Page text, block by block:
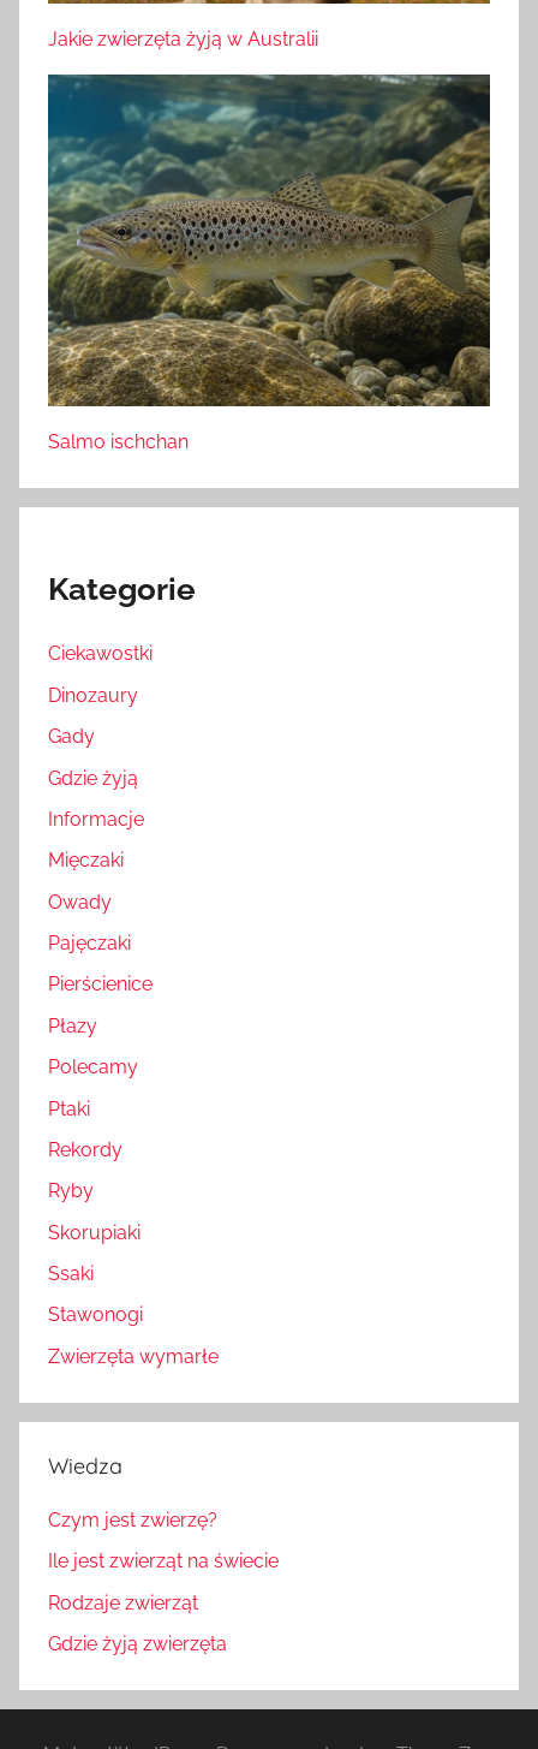
Jakie zwierzęta żyją w Australii
Salmo ischchan
Kategorie
Ciekawostki
Dinozaury
Gady
Gdzie żyją
Informacje
Mięczaki
Owady
Pajęczaki
Pierścienice
Płazy
Polecamy
Ptaki
Rekordy
Ryby
Skorupiaki
Ssaki
Stawonogi
Zwierzęta wymarłe
Wiedza
Czym jest zwierzę?
Ile jest zwierząt na świecie
Rodzaje zwierząt
Gdzie żyją zwierzęta